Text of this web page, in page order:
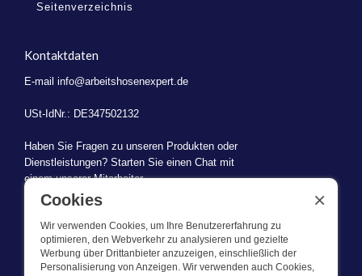
Seitenverzeichnis
Kontaktdaten
E-mail info@arbeitshosenexpert.de
USt-IdNr.: DE347502132
Haben Sie Fragen zu unseren Produkten oder
Dienstleistungen? Starten Sie einen Chat mit
einem unserer Mitarbeiter.
WAS WIR TUN
Cookies
Wir verwenden Cookies, um Ihre Benutzererfahrung zu
optimieren, den Webverkehr zu analysieren und gezielte
Werbung über Drittanbieter anzuzeigen, einschließlich der
Personalisierung von Anzeigen. Wir verwenden auch Cookies,
×